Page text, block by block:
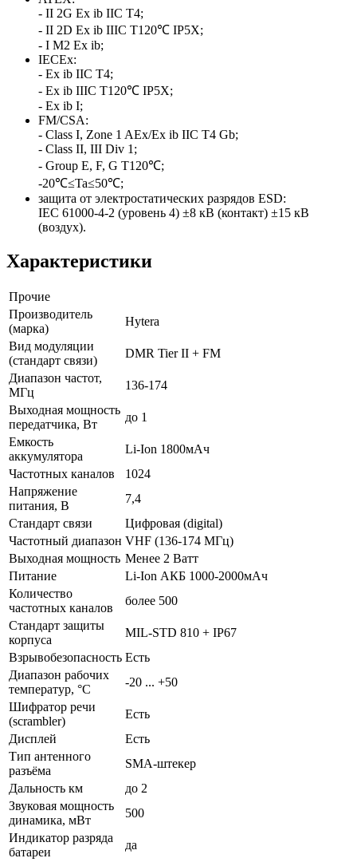
- II 2G Ex ib IIC T4;
- II 2D Ex ib IIIC T120℃ IP5X;
- I M2 Ex ib;
IECEx:
- Ex ib IIC T4;
- Ex ib IIIC T120℃ IP5X;
- Ex ib I;
FM/CSA:
- Class I, Zone 1 AEx/Ex ib IIC T4 Gb;
- Class II, III Div 1;
- Group E, F, G T120℃;
-20℃≤Ta≤50℃;
защита от электростатических разрядов ESD:
IEC 61000-4-2 (уровень 4) ±8 кВ (контакт) ±15 кВ
(воздух).
Характеристики
Прочие
Производитель
(марка)
Hytera
Вид модуляции
(стандарт связи)
DMR Tier II + FM
Диапазон частот,
МГц
136-174
Выходная мощность
передатчика, Вт
до 1
Емкость
аккумулятора
Li-Ion 1800мАч
Частотных каналов
1024
Напряжение
питания, В
7,4
Стандарт связи
Цифровая (digital)
Частотный диапазон VHF (136-174 МГц)
Выходная мощность Менее 2 Ватт
Питание
Li-Ion АКБ 1000-2000мАч
Количество
частотных каналов
более 500
Стандарт защиты
корпуса
MIL-STD 810 + IP67
Взрывобезопасность Есть
Диапазон рабочих
температур, °С
-20 ... +50
Шифратор речи
(scrambler)
Есть
Дисплей
Есть
Тип антенного
разъёма
SMA-штекер
Дальность км
до 2
Звуковая мощность
динамика, мВт
500
Индикатор разряда
батареи
да